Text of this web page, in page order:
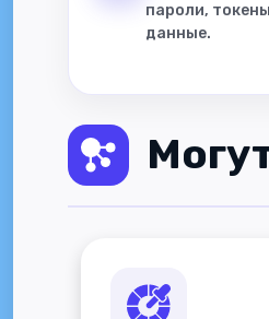
пароли,
данные.